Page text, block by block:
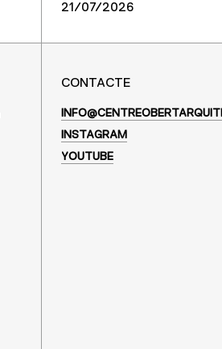
21/07/2026
CONTACTE
INSTAGRAM
YOUTUBE